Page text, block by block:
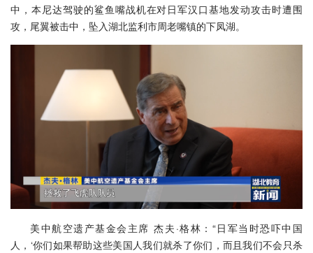
中，本尼达驾驶的鲨鱼嘴战机在对日军汉口基地发动攻击时遭围
攻，尾翼被击中，坠入湖北监利市周老嘴镇的下凤湖。
美中航空遗产基金会主席 杰夫·格林：“日军当时恐吓中国
人，‘你们如果帮助这些美国人我们就杀了你们，而且我们不会只杀